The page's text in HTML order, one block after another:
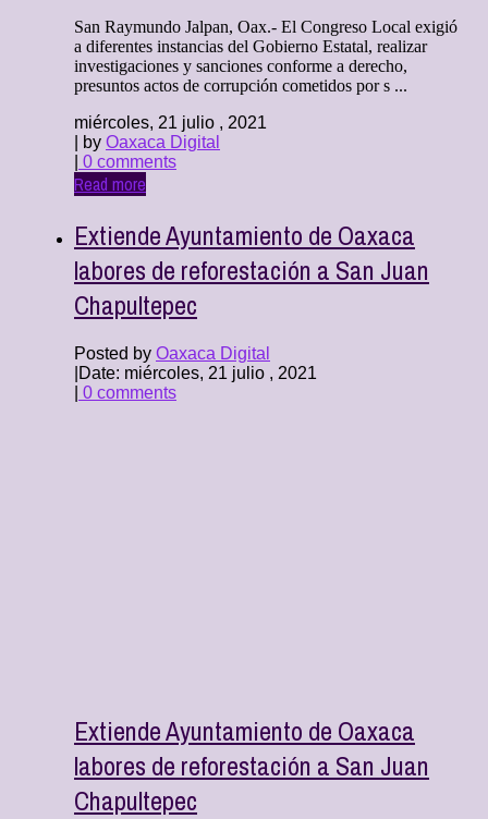
San Raymundo Jalpan, Oax.- El Congreso Local exigió
a diferentes instancias del Gobierno Estatal, realizar
investigaciones y sanciones conforme a derecho,
presuntos actos de corrupción cometidos por s ...
miércoles, 21 julio , 2021
| by Oaxaca Digital
0 comments
Read more
Extiende Ayuntamiento de Oaxaca
labores de reforestación a San Juan
Chapultepec
Posted by Oaxaca Digital
Date: miércoles, 21 julio , 2021
0 comments
Extiende Ayuntamiento de Oaxaca
labores de reforestación a San Juan
Chapultepec